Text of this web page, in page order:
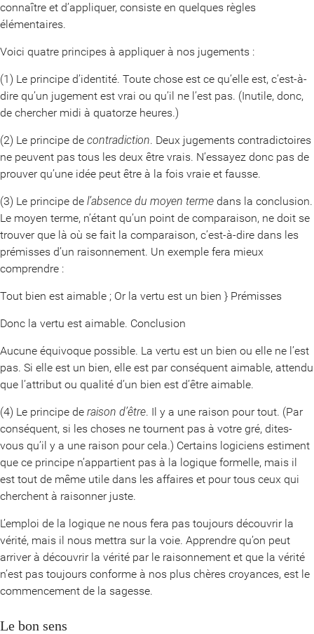
connaître et d’appliquer, consiste en quelques règles
élémentaires.
Voici quatre principes à appliquer à nos jugements :
(1) Le principe d’identité. Toute chose est ce qu’elle est, c’est-à-
dire qu’un jugement est vrai ou qu’il ne l’est pas. (Inutile, donc,
de chercher midi à quatorze heures.)
(2) Le principe de contradiction. Deux jugements contradictoires
ne peuvent pas tous les deux être vrais. N’essayez donc pas de
prouver qu’une idée peut être à la fois vraie et fausse.
(3) Le principe de l’absence du moyen terme dans la conclusion.
Le moyen terme, n’étant qu’un point de comparaison, ne doit se
trouver que là où se fait la comparaison, c’est-à-dire dans les
prémisses d’un raisonnement. Un exemple fera mieux
comprendre :
Tout bien est aimable ; Or la vertu est un bien } Prémisses
Donc la vertu est aimable. Conclusion
Aucune équivoque possible. La vertu est un bien ou elle ne l’est
pas. Si elle est un bien, elle est par conséquent aimable, attendu
que l’attribut ou qualité d’un bien est d’être aimable.
(4) Le principe de raison d’être. Il y a une raison pour tout. (Par
conséquent, si les choses ne tournent pas à votre gré, dites-
vous qu’il y a une raison pour cela.) Certains logiciens estiment
que ce principe n’appartient pas à la logique formelle, mais il
est tout de même utile dans les affaires et pour tous ceux qui
cherchent à raisonner juste.
L’emploi de la logique ne nous fera pas toujours découvrir la
vérité, mais il nous mettra sur la voie. Apprendre qu’on peut
arriver à découvrir la vérité par le raisonnement et que la vérité
n’est pas toujours conforme à nos plus chères croyances, est le
commencement de la sagesse.
Le bon sens